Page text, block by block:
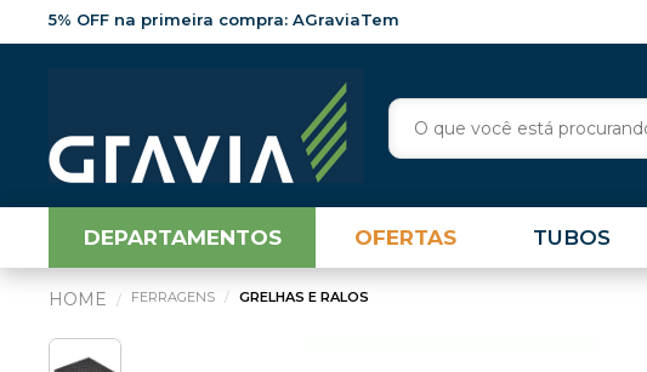
5% OFF na primeira compra: AGraviaTem
DEPARTAMENTOS OFERTAS TUBOS
FERRAGENS GRELHAS E RALOS